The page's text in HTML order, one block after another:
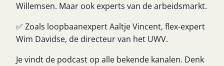
Willemsen. Maar ook experts van de arbeidsmarkt.
✅ Zoals loopbaanexpert Aaltje Vincent, flex-expert
Wim Davidse, de directeur van het UWV.
Je vindt de podcast op alle bekende kanalen. Denk